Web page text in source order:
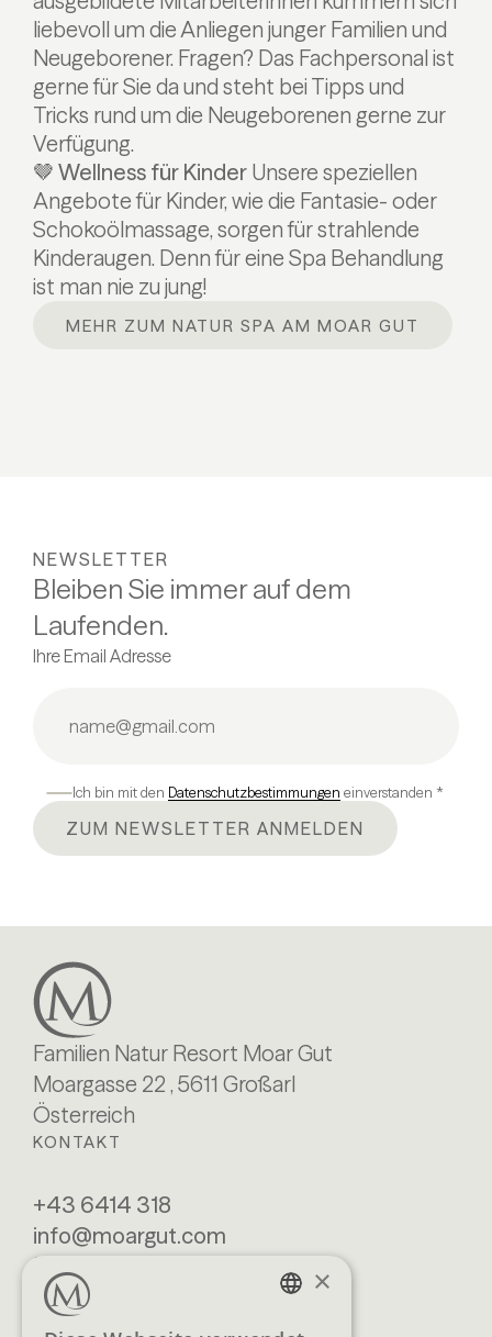
liebevoll um die Anliegen junger Familien und
Neugeborener. Fragen? Das Fachpersonal ist
gerne für Sie da und steht bei Tipps und
Tricks rund um die Neugeborenen gerne zur
Verfügung.
🤎 Wellness für Kinder Unsere speziellen
Angebote für Kinder, wie die Fantasie- oder
Schokoölmassage, sorgen für strahlende
Kinderaugen. Denn für eine Spa Behandlung
ist man nie zu jung!
MEHR ZUM NATUR SPA AM MOAR GUT
NEWSLETTER
Bleiben Sie immer auf dem
Laufenden.
Ihre Email Adresse
Ich bin mit den Datenschutzbestimmungen einverstanden *
ZUM NEWSLETTER ANMELDEN
Familien Natur Resort Moar Gut
Moargasse 22 , 5611 Großarl
Österreich
KONTAKT
+43 6414 318
info@moargut.com
SERVICES
Lage & Anreise Buchen
×